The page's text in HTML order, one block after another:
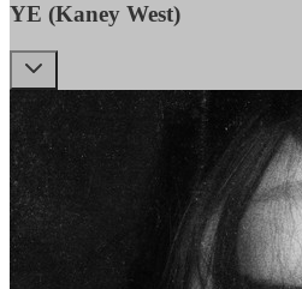
YE (Kaney West)